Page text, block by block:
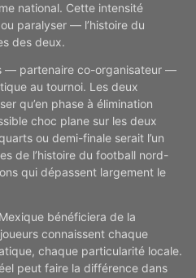
national. Cette intensité
paralyser — l’histoire du
des deux.
— partenaire co-organisateur —
au tournoi. Les deux
qu’en phase à élimination
choc plane sur les deux
ou demi-finale serait l’un
de l’histoire du football nord-
qui dépassent largement le
bénéficiera de la
connaissent chaque
chaque particularité locale.
peut faire la différence dans